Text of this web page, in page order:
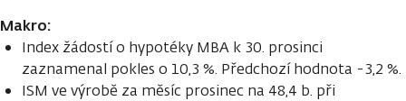
Makro:
Index žádostí o hypotéky MBA k 30. prosinci
zaznamenal pokles o 10,3 %. Předchozí hodnota -3,2 %.
ISM ve výrobě za měsíc prosinec na 48,4 b. při